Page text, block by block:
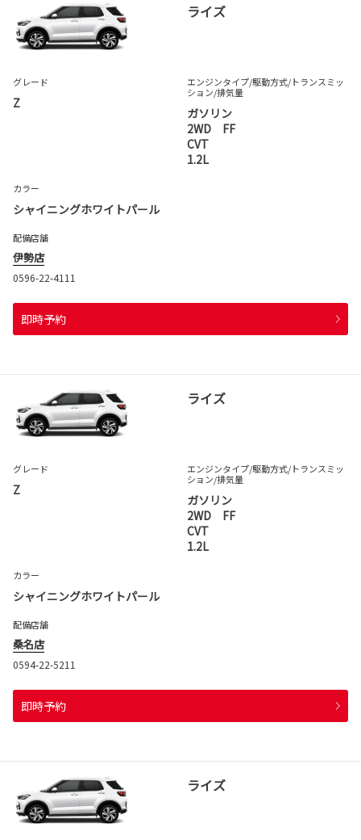
ライズ
グレード
Z
エンジンタイプ/駆動方式/トランスミッ
ション/排気量
ガソリン
2WD FF
CVT
1.2L
カラー
シャイニングホワイトパール
配備店舗
伊勢店
0596-22-4111
即時予約
ライズ
グレード
Z
エンジンタイプ/駆動方式/トランスミッ
ション/排気量
ガソリン
2WD FF
CVT
1.2L
カラー
シャイニングホワイトパール
配備店舗
桑名店
0594-22-5211
即時予約
ライズ